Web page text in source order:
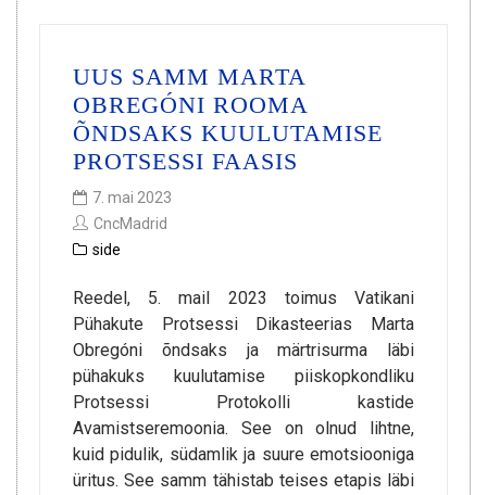
UUS SAMM MARTA
OBREGÓNI ROOMA
ÕNDSAKS KUULUTAMISE
PROTSESSI FAASIS
7. mai 2023
CncMadrid
side
Reedel, 5. mail 2023 toimus Vatikani
Pühakute Protsessi Dikasteerias Marta
Obregóni õndsaks ja märtrisurma läbi
pühakuks kuulutamise piiskopkondliku
Protsessi Protokolli kastide
Avamistseremoonia. See on olnud lihtne,
kuid pidulik, südamlik ja suure emotsiooniga
üritus. See samm tähistab teises etapis läbi